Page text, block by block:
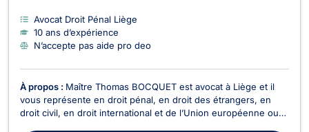
Avocat Droit Pénal Liège
10 ans d’expérience
N’accepte pas aide pro deo
À propos : Maître Thomas BOCQUET est avocat à Liège et il
vous représente en droit pénal, en droit des étrangers, en
droit civil, en droit international et de l’Union européenne ou